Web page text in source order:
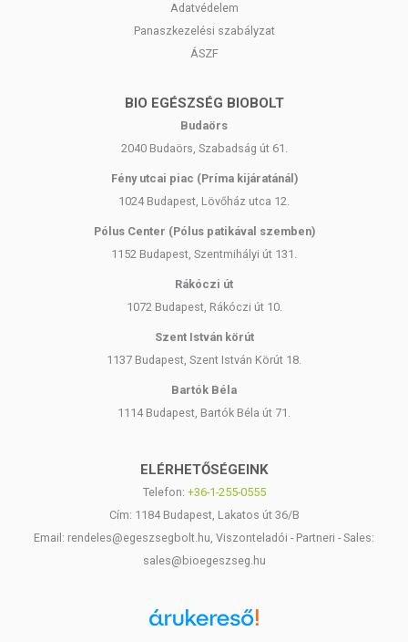
Adatvédelem
Panaszkezelési szabályzat
ÁSZF
BIO EGÉSZSÉG BIOBOLT
Budaörs
2040 Budaörs, Szabadság út 61.
Fény utcai piac (Príma kijáratánál)
1024 Budapest, Lövőház utca 12.
Pólus Center (Pólus patikával szemben)
1152 Budapest, Szentmihályi út 131.
Rákóczi út
1072 Budapest, Rákóczi út 10.
Szent István körút
1137 Budapest, Szent István Körút 18.
Bartók Béla
1114 Budapest, Bartók Béla út 71.
ELÉRHETŐSÉGEINK
Telefon: +36-1-255-0555
Cím: 1184 Budapest, Lakatos út 36/B
Email: rendeles@egeszsegbolt.hu, Viszonteladói - Partneri - Sales:
sales@bioegeszseg.hu